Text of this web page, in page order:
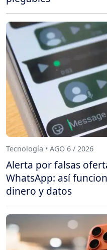
Tecnología • AGO 6 / 2026
Alerta por falsas
WhatsApp: así
dinero y datos